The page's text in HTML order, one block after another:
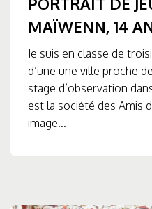
MAÏWENN, 14
Je suis en classe de
d’une une ville proche
stage d’observation
est la société des Amis
image...